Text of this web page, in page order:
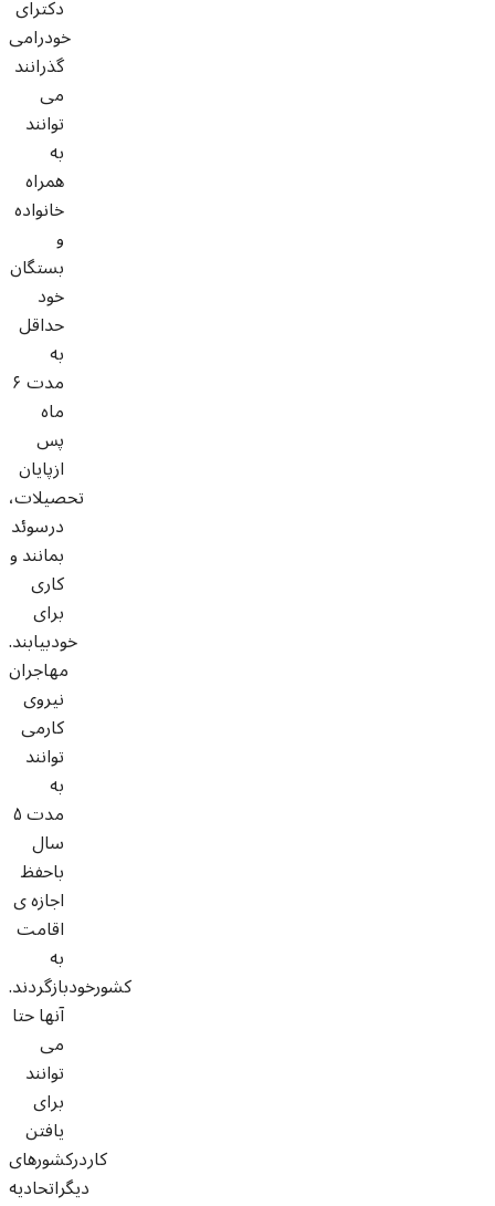
دکترای
خودرامی
گذرانند
می
توانند
به
همراه
خانواده
و
بستگان
خود
حداقل
به
مدت ۶
ماه
پس
ازپایان
تحصیلات،
درسوئد
بمانند و
کاری
برای
خودبیابند.
مهاجران
نیروی
کارمی
توانند
به
مدت ۵
سال
باحفظ
اجازه ی
اقامت
به
کشورخودبازگردند.
آنها حتا
می
توانند
برای
یافتن
کاردرکشورهای
دیگراتحادیه